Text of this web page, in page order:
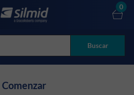
Buscar
0
Comenzar